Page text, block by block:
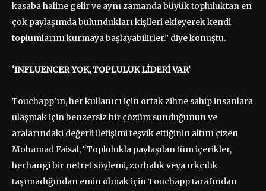
kasaba haline gelir ve aynı zamanda büyük topluluktan en
çok paylaşımda bulundukları kişileri ekleyerek kendi
toplumlarını kurmaya başlayabilirler.” diye konuştu.
‘INFLUENCER YOK, TOPLULUK LİDERİ VAR’
Touchapp’ın, her kullanıcı için ortak zihne sahip insanlara
ulaşmak için benzersiz bir çözüm sunduğunun ve
aralarındaki değerli iletişimi teşvik ettiğinin altını çizen
Mohamad Faisal, “Toplulukla paylaşılan tüm içerikler,
herhangi bir nefret söylemi, zorbalık veya ırkçılık
taşımadığından emin olmak için Touchapp tarafından